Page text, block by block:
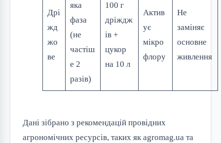
Дрі
жд
жо
ве
яка
фаза
(не
частіш
е 2
разів)
100 г
дріждж
ів +
цукор
на 10 л
Актив
ує
мікро
флору
Не
заміняє
основне
живлення
Дані зібрано з рекомендацій провідних
агрономічних ресурсів, таких як agromag.ua та